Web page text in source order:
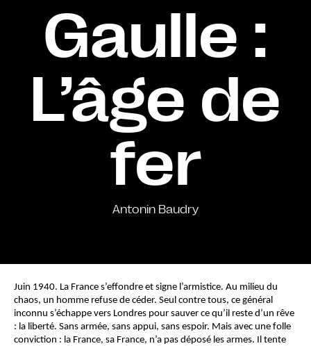
Gaulle :
L’âge de
fer
Antonin Baudry
Juin 1940. La France s’effondre et signe l’armistice. Au milieu du
chaos, un homme refuse de céder. Seul contre tous, ce général
inconnu s’échappe vers Londres pour sauver ce qu’il reste d’un rêve
: la liberté. Sans armée, sans appui, sans espoir. Mais avec une folle
conviction : la France, sa France, n’a pas déposé les armes. Il tente